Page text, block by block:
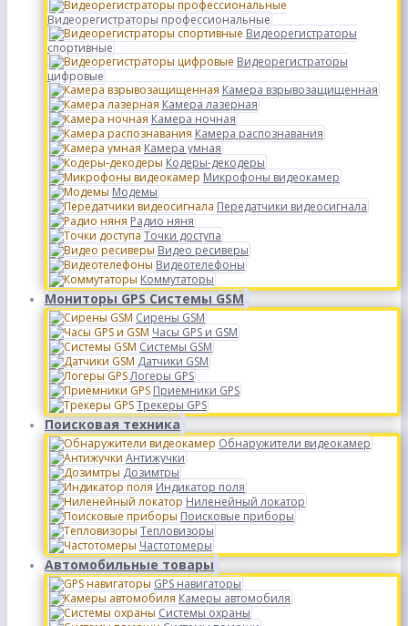
Видеорегистраторы профессиональные
Видеорегистраторы
спортивные
Видеорегистраторы
цифровые
Камера взрывозащищенная
Камера лазерная
Камера ночная
Камера распознавания
Камера умная
Кодеры-декодеры
Микрофоны видеокамер
Модемы
Передатчики видеосигнала
Радио няня
Точки доступа
Видео ресиверы
Видеотелефоны
Коммутаторы
Мониторы GPS Системы GSM
Сирены GSM
Часы GPS и GSM
Системы GSM
Датчики GSM
Логеры GPS
Приёмники GPS
Трекеры GPS
Поисковая техника
Обнаружители видеокамер
Антижучки
Дозимтры
Индикатор поля
Ниленейный локатор
Поисковые приборы
Тепловизоры
Частотомеры
Автомобильные товары
GPS навигаторы
Камеры автомобиля
Системы охраны